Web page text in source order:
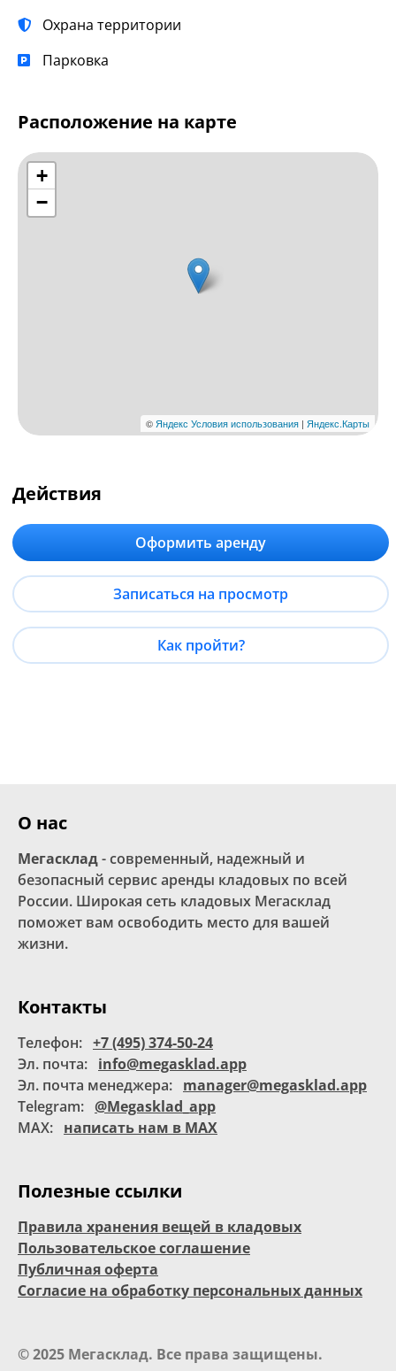
Охрана территории
Парковка
Расположение на карте
Действия
Оформить аренду
Записаться на просмотр
Как пройти?
О нас
Мегасклад- современный, надежный и
безопасный сервис аренды кладовых по всей
России. Широкая сеть кладовых Мегасклад
поможет вам освободить место для вашей
жизни.
Контакты
Телефон: +7 (495) 374-50-24
Эл. почта: info@megasklad.app
Эл. почта менеджера: manager@megasklad.app
Telegram: @Megasklad_app
MAX: написать нам в MAX
Полезные ссылки
Правила хранения вещей в кладовых
Пользовательское соглашение
Публичная оферта
Согласие на обработку персональных данных
© 2025 Мегасклад. Все права защищены.